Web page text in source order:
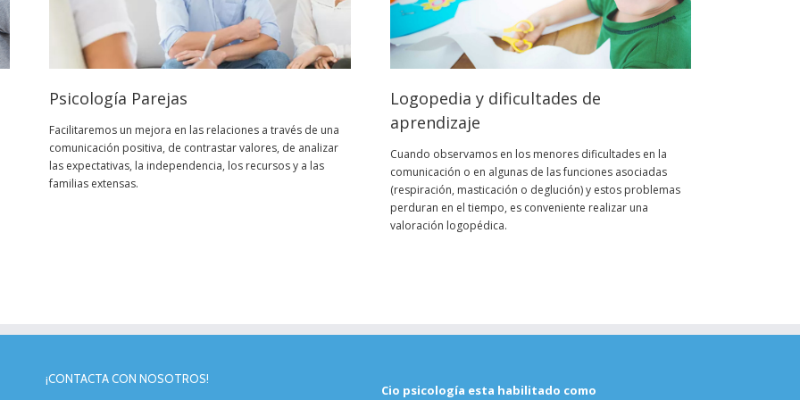
Psicología Parejas
Facilitaremos un mejora en las relaciones a través de una
comunicación positiva, de contrastar valores, de analizar
las expectativas, la independencia, los recursos y a las
familias extensas.
Logopedia y dificultades de
aprendizaje
Cuando observamos en los menores dificultades en la
comunicación o en algunas de las funciones asociadas
(respiración, masticación o deglución) y estos problemas
perduran en el tiempo, es conveniente realizar una
valoración logopédica.
¡CONTACTA CON NOSOTROS!
Cio psicología esta habilitado como